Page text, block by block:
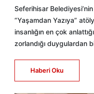
Seferihisar
“Yaşamdan Yazıya”
insanlığın en çok
zorlandığı duygulardan
Haberi Oku